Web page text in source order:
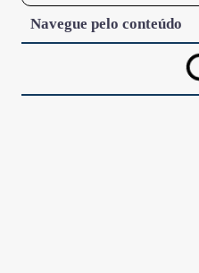
Navegue pelo conteúdo